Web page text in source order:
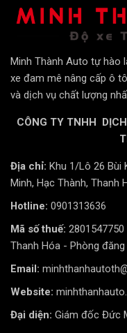
Điểm nổi bật của
camera 360 có khả
máy. Ngoài ra,
thước và phân khúc
khác nhau.
Một số mẫu màn
Z800+ Base, S100J.
Minh Thành Auto tự hào
xe đam mê nâng cấp ô
và dịch vụ chất lượng
CÔNG TY TNHH
Địa chỉ: Khu 1/Lô 26 Bùi
Minh, Hạc Thành, Thanh
Hotline: 0901313636
Mã số thuế:
Thanh Hóa - Phòng
Email:
Website:
Đại diện: Giám đốc Đức